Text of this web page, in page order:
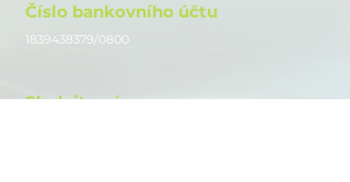
Číslo bankovního účtu
1839438379/0800
Sledujte nás